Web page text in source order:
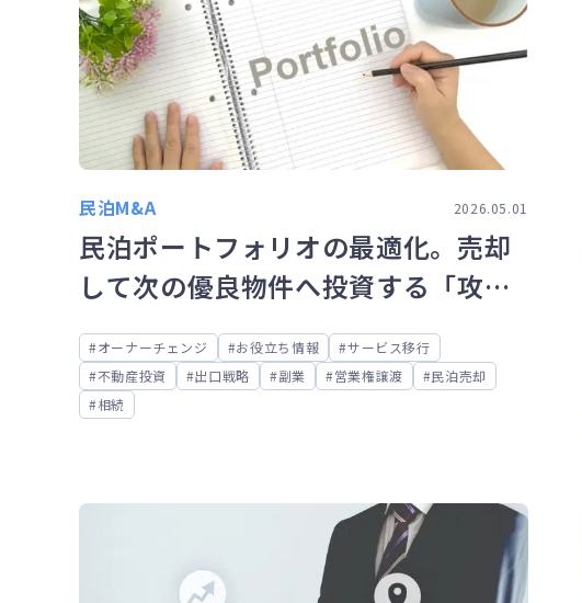
民泊M&A 2026.05.01
民泊ポートフォリオの最適化。売却
して次の優良物件へ投資する「攻め
の売却」
オーナーチェンジ お役立ち情報
サービス移行
不動産投資
出口戦略 副業 営業権譲渡
民泊売却
相続